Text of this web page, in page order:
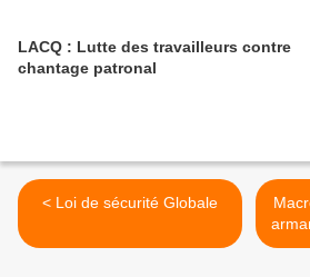
LACQ : Lutte des travailleurs contre
chantage patronal
< Loi de sécurité Globale